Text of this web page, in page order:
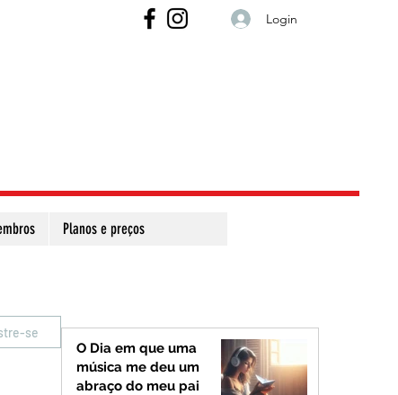
Login
Planos e preços
se
O Dia em que uma
música me deu um
abraço do meu pai